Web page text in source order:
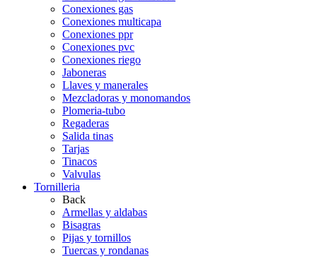
Conexiones gas
Conexiones multicapa
Conexiones ppr
Conexiones pvc
Conexiones riego
Jaboneras
Llaves y manerales
Mezcladoras y monomandos
Plomeria-tubo
Regaderas
Salida tinas
Tarjas
Tinacos
Valvulas
Tornilleria
Back
Armellas y aldabas
Bisagras
Pijas y tornillos
Tuercas y rondanas